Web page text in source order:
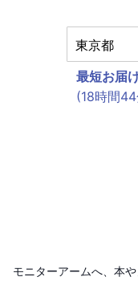
最短お届
(18時間
モニターアームへ、本